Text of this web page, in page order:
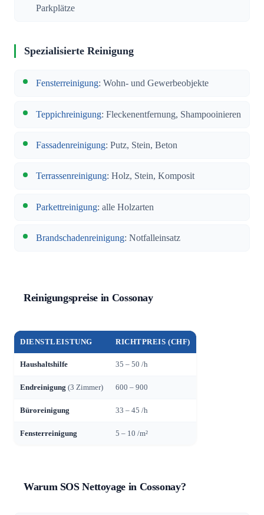
Parkplätze
Spezialisierte Reinigung
Fensterreinigung: Wohn- und Gewerbeobjekte
Teppichreinigung: Fleckenentfernung, Shampooinieren
Fassadenreinigung: Putz, Stein, Beton
Terrassenreinigung: Holz, Stein, Komposit
Parkettreinigung: alle Holzarten
Brandschadenreinigung: Notfalleinsatz
Reinigungspreise in Cossonay
DIENSTLEISTUNG RICHTPREIS (CHF)
Haushaltshilfe 35 – 50 /h
Endreinigung (3 Zimmer) 600 – 900
Büroreinigung 33 – 45 /h
Fensterreinigung 5 – 10 /m²
Warum SOS Nettoyage in Cossonay?